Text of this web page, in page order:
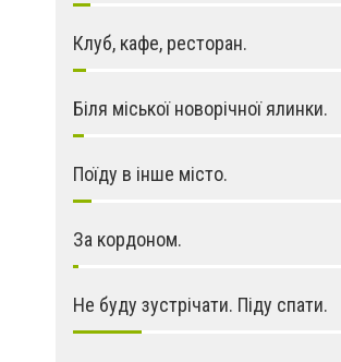
Клуб, кафе, ресторан.
Біля міської новорічної ялинки.
Поїду в інше місто.
За кордоном.
Не буду зустрічати. Піду спати.